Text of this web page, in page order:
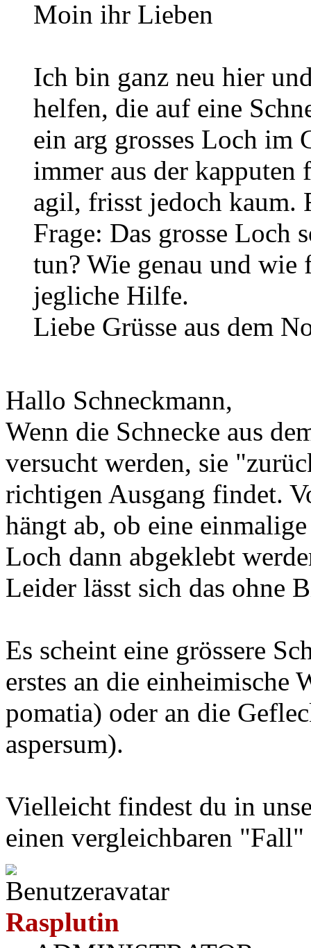
Moin ihr Lieben
Ich bin ganz neu hier
helfen, die auf eine
ein arg grosses Loch im
immer aus der kapputen
agil, frisst jedoch kaum.
Frage: Das grosse Loch
tun? Wie genau und wie
jegliche Hilfe.
Liebe Grüsse aus dem
Hallo Schneckmann,
Wenn die Schnecke aus
versucht werden, sie
richtigen Ausgang findet.
hängt ab, ob eine
Loch dann abgeklebt
Leider lässt sich das ohne
Es scheint eine grössere
erstes an die einheimische
pomatia) oder an die
aspersum).
Vielleicht findest du in
einen vergleichbaren
Rasplutin